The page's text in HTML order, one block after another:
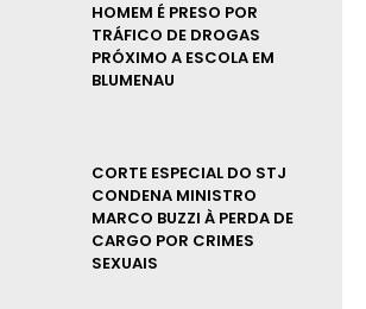
HOMEM É PRESO POR
TRÁFICO DE DROGAS
PRÓXIMO A ESCOLA EM
BLUMENAU
CORTE ESPECIAL DO STJ
CONDENA MINISTRO
MARCO BUZZI À PERDA DE
CARGO POR CRIMES
SEXUAIS